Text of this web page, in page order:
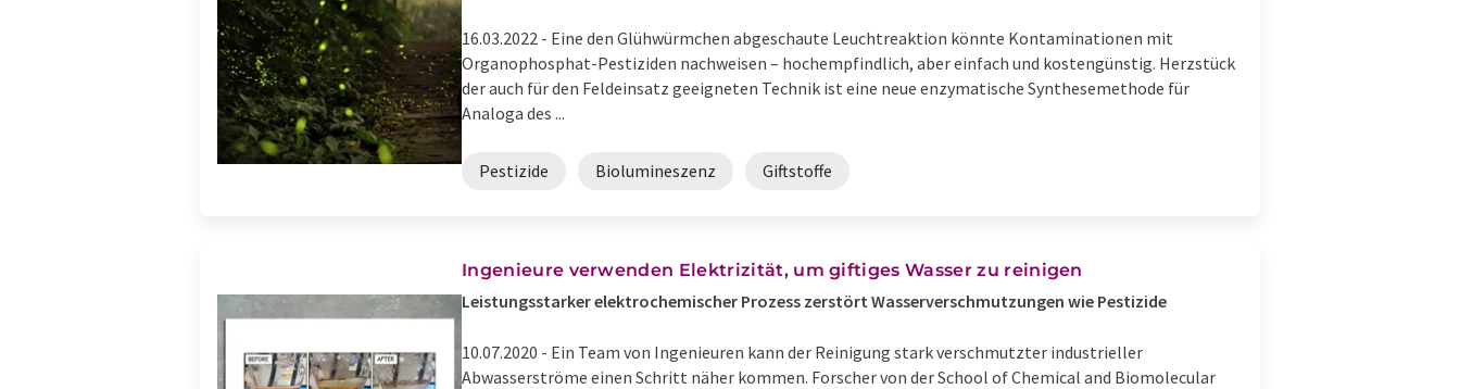
16.03.2022 - Eine den Glühwürmchen abgeschaute Leuchtreaktion könnte Kontaminationen mit
Organophosphat-Pestiziden nachweisen – hochempfindlich, aber einfach und kostengünstig. Herzstück
der auch für den Feldeinsatz geeigneten Technik ist eine neue enzymatische Synthesemethode für
Analoga des ...
Pestizide Biolumineszenz Giftstoffe
Ingenieure verwenden Elektrizität, um giftiges Wasser zu reinigen
Leistungsstarker elektrochemischer Prozess zerstört Wasserverschmutzungen wie Pestizide
10.07.2020 - Ein Team von Ingenieuren kann der Reinigung stark verschmutzter industrieller
Abwasserströme einen Schritt näher kommen. Forscher von der School of Chemical and Biomolecular